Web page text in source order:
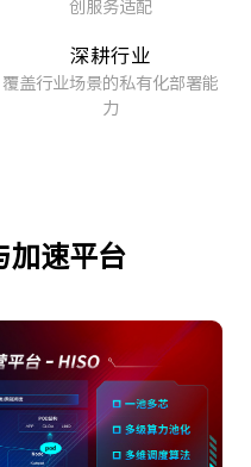
创服务适配
深耕行业
覆盖行业场景的私有化部署能
力
加速平台